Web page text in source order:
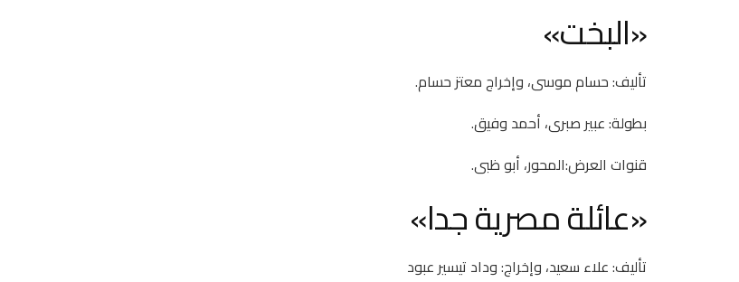
«البخت»
تأليف: حسام موسى، وإخراج معتز حسام.
بطولة: عبير صبرى، أحمد وفيق.
قنوات العرض:المحور، أبو ظبى.
«عائلة مصرية جدا»
تأليف: علاء سعيد، وإخراج: وداد تيسير عبود